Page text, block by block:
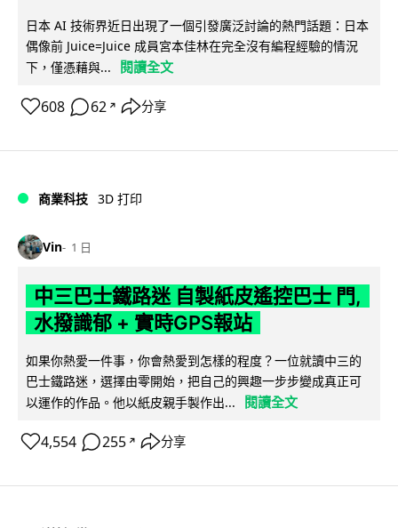
日本 AI 技術界近日出現了一個引發廣泛討論的熱門話題：日本
偶像前 Juice=Juice 成員宮本佳林在完全沒有編程經驗的情況
下，僅憑藉與...
閱讀全文
608 62 ↗ 分享
商業科技 3D 打印
Vin 1 日
中三巴士鐵路迷 自製紙皮遙控巴士 門,
水撥識郁 + 實時GPS報站
如果你熱愛一件事，你會熱愛到怎樣的程度？一位就讀中三的
巴士鐵路迷，選擇由零開始，把自己的興趣一步步變成真正可
以運作的作品。他以紙皮親手製作出...
閱讀全文
4,554 255 ↗ 分享